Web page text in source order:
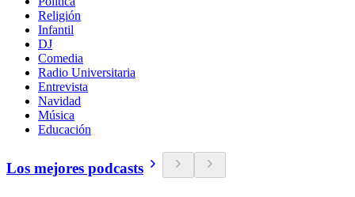
Religión
Infantil
DJ
Comedia
Radio Universitaria
Entrevista
Navidad
Música
Educación
Los mejores podcasts